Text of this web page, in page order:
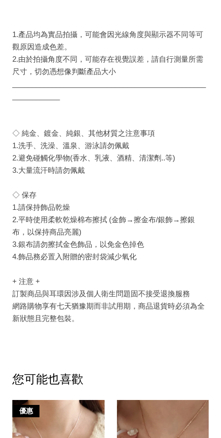
1.產品均為實品拍攝，可能會因光線角度與顯示器不同等可
觀原因造成色差。
2.由於拍攝角度不同，可能存在視覺誤差，請自行測量所需
尺寸，切勿憑想像判斷產品大小
◇ 純金、鍍金、純銀、其他材質之注意事項
1.洗手、洗澡、溫泉、游泳請勿佩戴
2.避免碰觸化學物(香水、乳液、酒精、清潔劑..等)
3.大量流汗時請勿佩戴
◇ 保存
1.請保持飾品乾燥
2.平時使用柔軟乾燥棉布擦拭 (金飾→擦金布/銀飾→擦銀
布，以保持商品亮麗)
3.銀布請勿擦拭金色飾品，以免金色掉色
4.飾品務必置入附贈的密封袋減少氧化
+ 注意 +
訂製商品與耳環因涉及個人衛生問題固不接受退換服務
網路購物享有七天猶豫期而非試用期，商品退貨時必須為全
新狀態且完整包裝。
您可能也喜歡
優惠